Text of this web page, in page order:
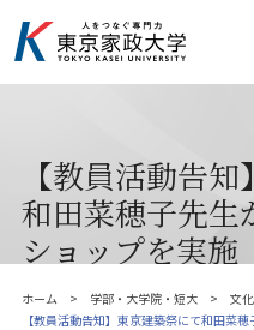
【教員活動告
和田菜穂子先生
ショップを実施
ホーム 学部・大学院・短大 文
【教員活動告知】東京建築祭にて和田菜